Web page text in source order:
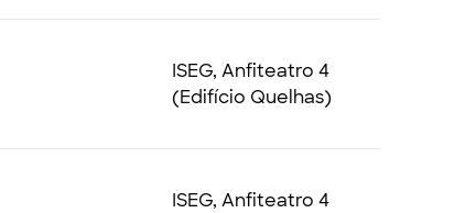
ISEG, Anfiteatro 4
(Edifício Quelhas)
ISEG, Anfiteatro 4